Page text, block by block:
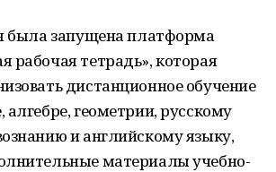
была запущена платформа
рабочая тетрадь», которая
дистанционное обучение
геометрии, русскому
и английскому языку,
материалы учебно-